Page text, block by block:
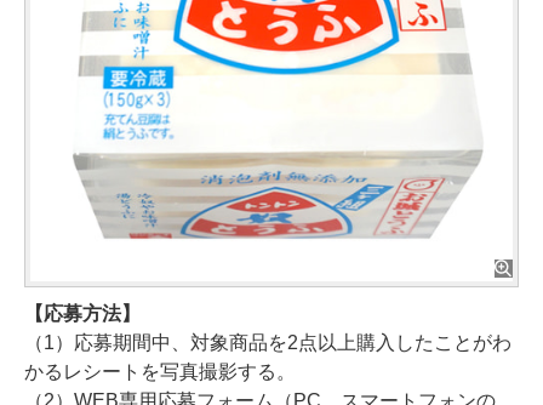
【応募方法】
（1）応募期間中、対象商品を2点以上購入したことがわ
かるレシートを写真撮影する。
（2）WEB専用応募フォーム（PC、スマートフォンの